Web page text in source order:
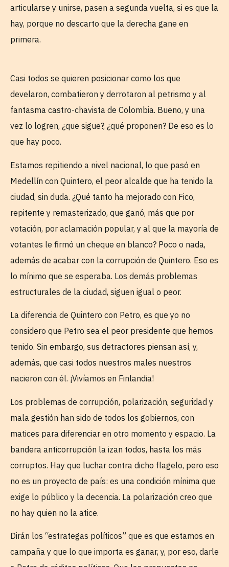
articularse y unirse, pasen a segunda vuelta, si es que la
hay, porque no descarto que la derecha gane en
primera.
Casi todos se quieren posicionar como los que
develaron, combatieron y derrotaron al petrismo y al
fantasma castro-chavista de Colombia. Bueno, y una
vez lo logren, ¿que sigue?, ¿qué proponen? De eso es lo
que hay poco.
Estamos repitiendo a nivel nacional, lo que pasó en
Medellín con Quintero, el peor alcalde que ha tenido la
ciudad, sin duda. ¿Qué tanto ha mejorado con Fico,
repitente y remasterizado, que ganó, más que por
votación, por aclamación popular, y al que la mayoría de
votantes le firmó un cheque en blanco? Poco o nada,
además de acabar con la corrupción de Quintero. Eso es
lo mínimo que se esperaba. Los demás problemas
estructurales de la ciudad, siguen igual o peor.
La diferencia de Quintero con Petro, es que yo no
considero que Petro sea el peor presidente que hemos
tenido. Sin embargo, sus detractores piensan así, y,
además, que casi todos nuestros males nuestros
nacieron con él. ¡Vivíamos en Finlandia!
Los problemas de corrupción, polarización, seguridad y
mala gestión han sido de todos los gobiernos, con
matices para diferenciar en otro momento y espacio. La
bandera anticorrupción la izan todos, hasta los más
corruptos. Hay que luchar contra dicho flagelo, pero eso
no es un proyecto de país: es una condición mínima que
exige lo público y la decencia. La polarización creo que
no hay quien no la atice.
Dirán los “estrategas políticos” que es que estamos en
campaña y que lo que importa es ganar, y, por eso, darle